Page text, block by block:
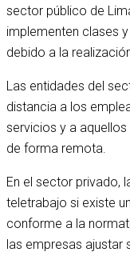
sector público de
implementen clases
debido a la
Las entidades del
distancia a los
servicios y a
de forma remota.
En el sector privado,
teletrabajo si existe
conforme a la
las empresas ajustar